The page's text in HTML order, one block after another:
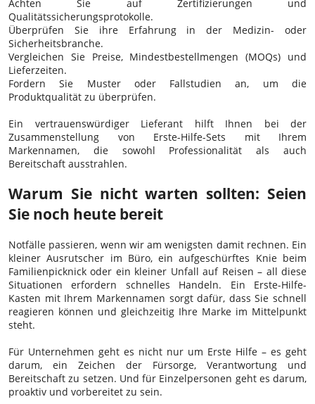
Achten Sie auf Zertifizierungen und
Qualitätssicherungsprotokolle.
Überprüfen Sie ihre Erfahrung in der Medizin- oder
Sicherheitsbranche.
Vergleichen Sie Preise, Mindestbestellmengen (MOQs) und
Lieferzeiten.
Fordern Sie Muster oder Fallstudien an, um die
Produktqualität zu überprüfen.
Ein vertrauenswürdiger Lieferant hilft Ihnen bei der
Zusammenstellung von Erste-Hilfe-Sets mit Ihrem
Markennamen, die sowohl Professionalität als auch
Bereitschaft ausstrahlen.
Warum Sie nicht warten sollten: Seien
Sie noch heute bereit
Notfälle passieren, wenn wir am wenigsten damit rechnen. Ein
kleiner Ausrutscher im Büro, ein aufgeschürftes Knie beim
Familienpicknick oder ein kleiner Unfall auf Reisen – all diese
Situationen erfordern schnelles Handeln. Ein Erste-Hilfe-
Kasten mit Ihrem Markennamen sorgt dafür, dass Sie schnell
reagieren können und gleichzeitig Ihre Marke im Mittelpunkt
steht.
Für Unternehmen geht es nicht nur um Erste Hilfe – es geht
darum, ein Zeichen der Fürsorge, Verantwortung und
Bereitschaft zu setzen. Und für Einzelpersonen geht es darum,
proaktiv und vorbereitet zu sein.